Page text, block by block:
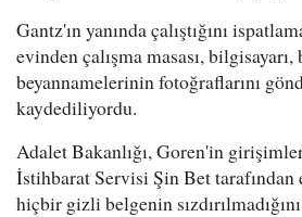
G antz'ın yanında çalıştığını
evinden çalışma masası,
beyannamelerinin fotoğraflarını
kaydediliyordu.
Adalet Bakanlığı, Goren'in
İstihbarat Servisi Şin Bet
hiçbir gizli belgenin